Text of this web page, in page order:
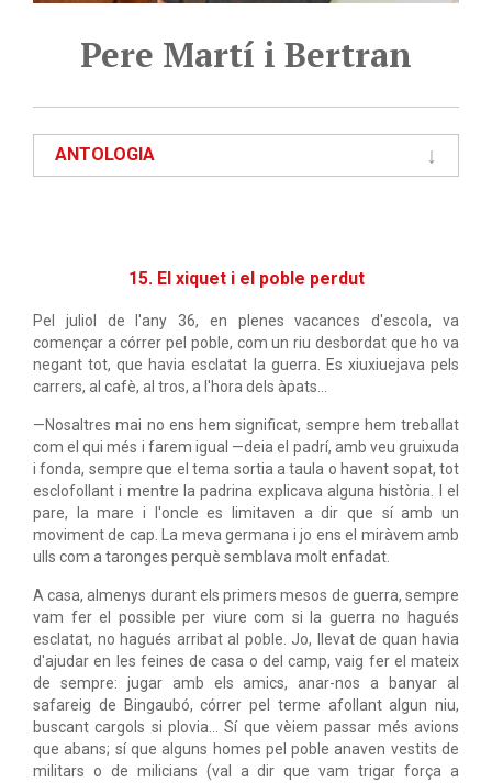
Pere Martí i Bertran
ANTOLOGIA
15. El xiquet i el poble perdut
Pel juliol de l'any 36, en plenes vacances d'escola, va
començar a córrer pel poble, com un riu desbordat que ho va
negant tot, que havia esclatat la guerra. Es xiuxiuejava pels
carrers, al cafè, al tros, a l'hora dels àpats...
—Nosaltres mai no ens hem significat, sempre hem treballat
com el qui més i farem igual —deia el padrí, amb veu gruixuda
i fonda, sempre que el tema sortia a taula o havent sopat, tot
esclofollant i mentre la padrina explicava alguna història. I el
pare, la mare i l'oncle es limitaven a dir que sí amb un
moviment de cap. La meva germana i jo ens el miràvem amb
ulls com a taronges perquè semblava molt enfadat.
A casa, almenys durant els primers mesos de guerra, sempre
vam fer el possible per viure com si la guerra no hagués
esclatat, no hagués arribat al poble. Jo, llevat de quan havia
d'ajudar en les feines de casa o del camp, vaig fer el mateix
de sempre: jugar amb els amics, anar-nos a banyar al
safareig de Bingaubó, córrer pel terme afollant algun niu,
buscant cargols si plovia... Sí que vèiem passar més avions
que abans; sí que alguns homes pel poble anaven vestits de
militars o de milicians (val a dir que vam trigar força a